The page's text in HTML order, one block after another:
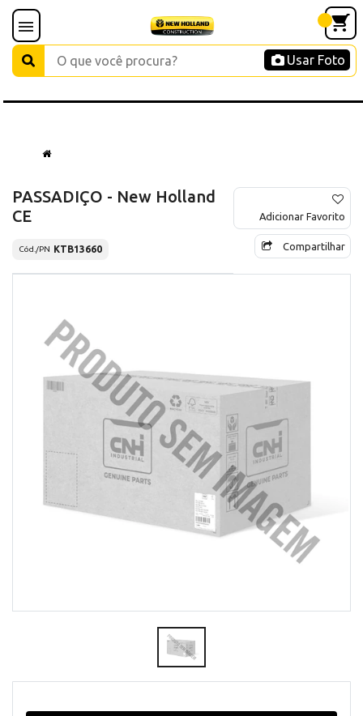
Usar Foto
PASSADIÇO - New Holland
CE
Cód./PN KTB13660
Adicionar Favorito
Compartilhar